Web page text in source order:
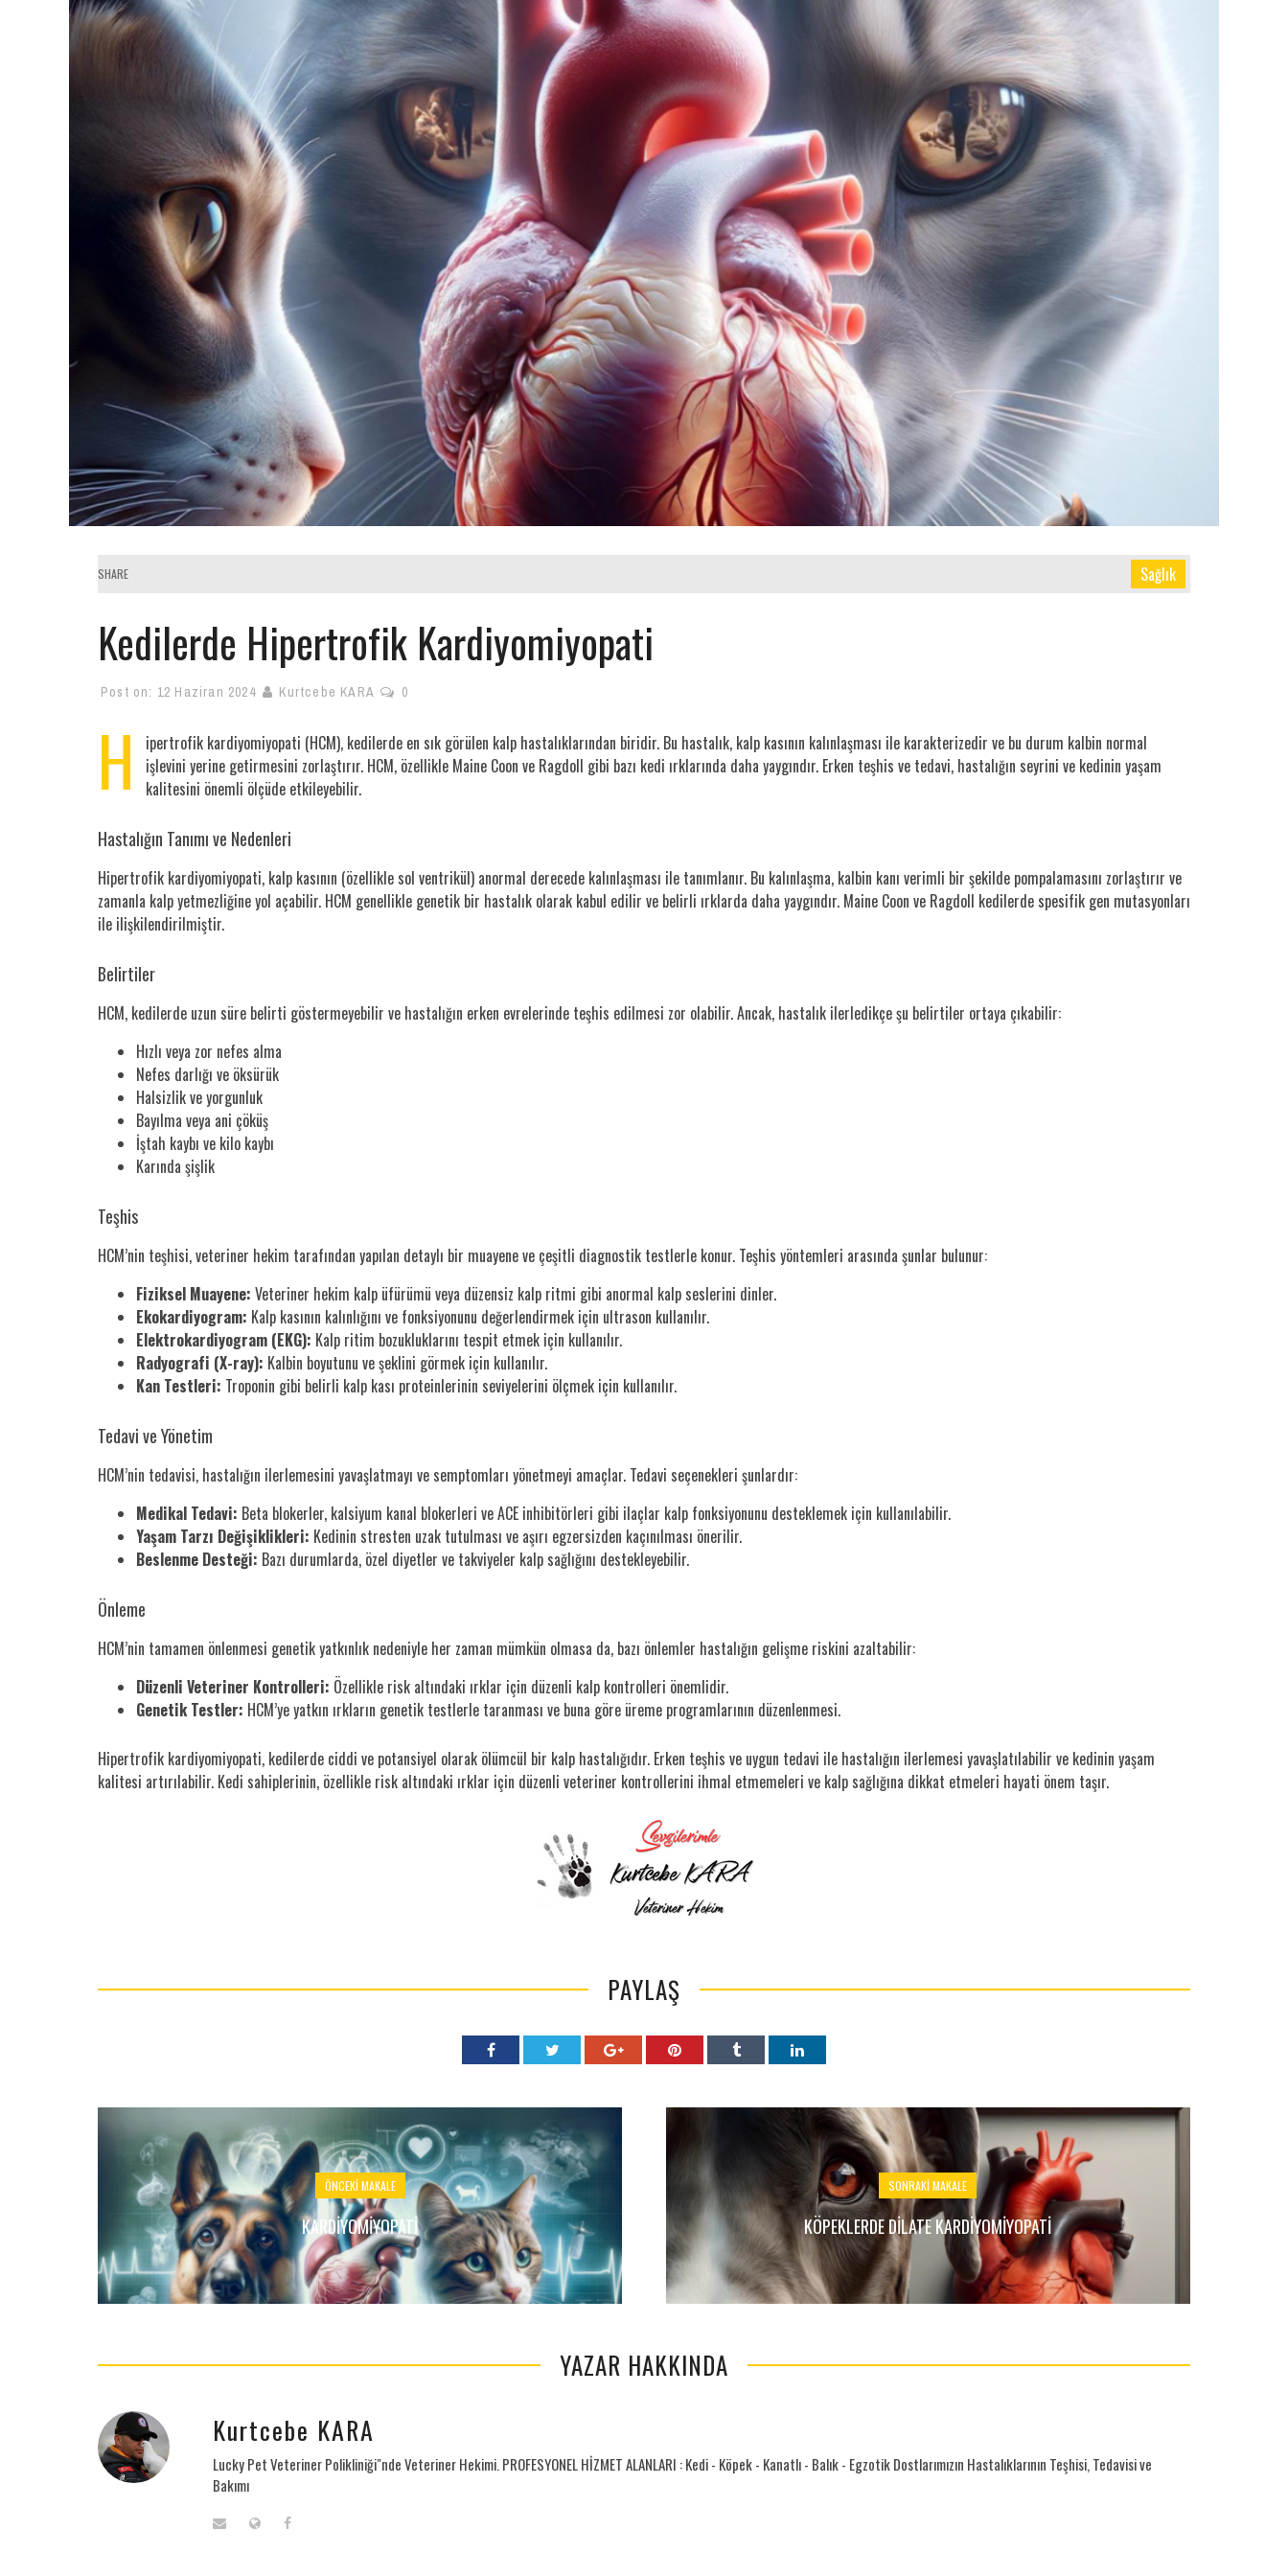
SHARE Sağlık
Kedilerde Hipertrofik Kardiyomiyopati
Post on: 12 Haziran 2024 Kurtcebe KARA 0
H
ipertrofik kardiyomiyopati (HCM), kedilerde en sık görülen kalp hastalıklarından biridir. Bu hastalık, kalp kasının kalınlaşması ile karakterizedir ve bu durum kalbin normal
işlevini yerine getirmesini zorlaştırır. HCM, özellikle Maine Coon ve Ragdoll gibi bazı kedi ırklarında daha yaygındır. Erken teşhis ve tedavi, hastalığın seyrini ve kedinin yaşam
kalitesini önemli ölçüde etkileyebilir.
Hastalığın Tanımı ve Nedenleri
Hipertrofik kardiyomiyopati, kalp kasının (özellikle sol ventrikül) anormal derecede kalınlaşması ile tanımlanır. Bu kalınlaşma, kalbin kanı verimli bir şekilde pompalamasını zorlaştırır ve
zamanla kalp yetmezliğine yol açabilir. HCM genellikle genetik bir hastalık olarak kabul edilir ve belirli ırklarda daha yaygındır. Maine Coon ve Ragdoll kedilerde spesifik gen mutasyonları
ile ilişkilendirilmiştir.
Belirtiler
HCM, kedilerde uzun süre belirti göstermeyebilir ve hastalığın erken evrelerinde teşhis edilmesi zor olabilir. Ancak, hastalık ilerledikçe şu belirtiler ortaya çıkabilir:
Hızlı veya zor nefes alma
Nefes darlığı ve öksürük
Halsizlik ve yorgunluk
Bayılma veya ani çöküş
İştah kaybı ve kilo kaybı
Karında şişlik
Teşhis
HCM’nin teşhisi, veteriner hekim tarafından yapılan detaylı bir muayene ve çeşitli diagnostik testlerle konur. Teşhis yöntemleri arasında şunlar bulunur:
Fiziksel Muayene: Veteriner hekim kalp üfürümü veya düzensiz kalp ritmi gibi anormal kalp seslerini dinler.
Ekokardiyogram: Kalp kasının kalınlığını ve fonksiyonunu değerlendirmek için ultrason kullanılır.
Elektrokardiyogram (EKG): Kalp ritim bozukluklarını tespit etmek için kullanılır.
Radyografi (X-ray): Kalbin boyutunu ve şeklini görmek için kullanılır.
Kan Testleri: Troponin gibi belirli kalp kası proteinlerinin seviyelerini ölçmek için kullanılır.
Tedavi ve Yönetim
HCM’nin tedavisi, hastalığın ilerlemesini yavaşlatmayı ve semptomları yönetmeyi amaçlar. Tedavi seçenekleri şunlardır:
Medikal Tedavi: Beta blokerler, kalsiyum kanal blokerleri ve ACE inhibitörleri gibi ilaçlar kalp fonksiyonunu desteklemek için kullanılabilir.
Yaşam Tarzı Değişiklikleri: Kedinin stresten uzak tutulması ve aşırı egzersizden kaçınılması önerilir.
Beslenme Desteği: Bazı durumlarda, özel diyetler ve takviyeler kalp sağlığını destekleyebilir.
Önleme
HCM’nin tamamen önlenmesi genetik yatkınlık nedeniyle her zaman mümkün olmasa da, bazı önlemler hastalığın gelişme riskini azaltabilir:
Düzenli Veteriner Kontrolleri: Özellikle risk altındaki ırklar için düzenli kalp kontrolleri önemlidir.
Genetik Testler: HCM’ye yatkın ırkların genetik testlerle taranması ve buna göre üreme programlarının düzenlenmesi.
Hipertrofik kardiyomiyopati, kedilerde ciddi ve potansiyel olarak ölümcül bir kalp hastalığıdır. Erken teşhis ve uygun tedavi ile hastalığın ilerlemesi yavaşlatılabilir ve kedinin yaşam
kalitesi artırılabilir. Kedi sahiplerinin, özellikle risk altındaki ırklar için düzenli veteriner kontrollerini ihmal etmemeleri ve kalp sağlığına dikkat etmeleri hayati önem taşır.
PAYLAŞ
ÖNCEKI MAKALE
KARDIYOMIYOPATI
SONRAKI MAKALE
KÖPEKLERDE DILATE KARDIYOMIYOPATI
YAZAR HAKKINDA
Kurtcebe KARA
Lucky Pet Veteriner Polikliniği"nde Veteriner Hekimi. PROFESYONEL HİZMET ALANLARI : Kedi - Köpek - Kanatlı - Balık - Egzotik Dostlarımızın Hastalıklarının Teşhisi, Tedavisi ve
Bakımı